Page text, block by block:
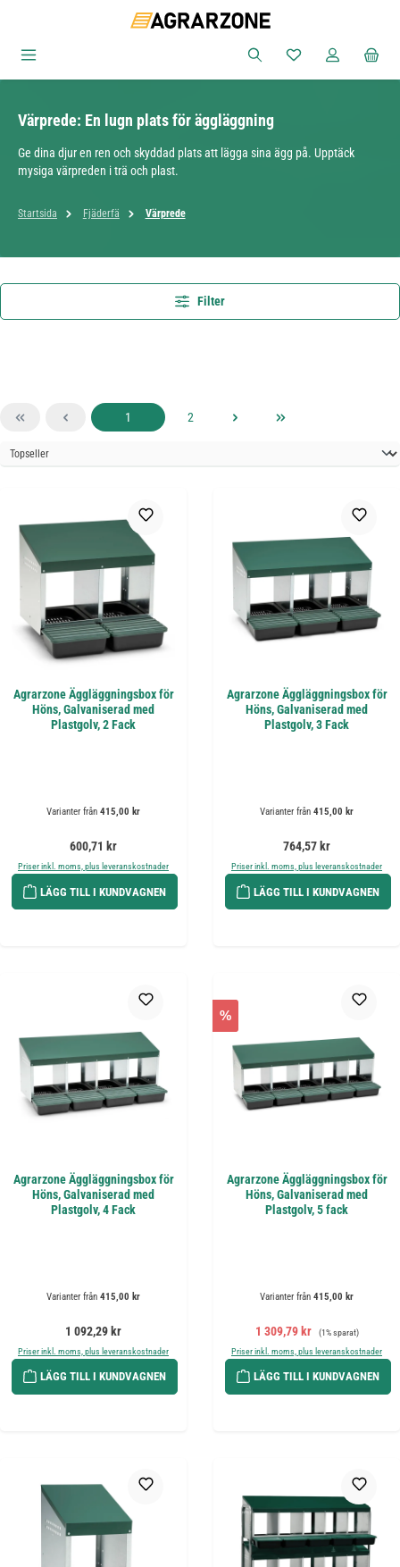
Du har 0 objekt i
Värprede: En lugn plats för äggläggning
Ge dina djur en ren och skyddad plats att lägga sina ägg på. Upptäck
mysiga värpreden i trä och plast.
Startsida Fjäderfä Värprede
Filter
Sida
1 Sida
2
Agrarzone Äggläggningsbox för
Höns, Galvaniserad med
Plastgolv, 2 Fack
Varianter från 415,00 kr
Ordinarie pris:
600,71 kr
Priser inkl. moms, plus leveranskostnader
LÄGG TILL I KUNDVAGNEN
Agrarzone Äggläggningsbox för
Höns, Galvaniserad med
Plastgolv, 3 Fack
Varianter från 415,00 kr
Ordinarie pris:
764,57 kr
Priser inkl. moms, plus leveranskostnader
LÄGG TILL I KUNDVAGNEN
Agrarzone Äggläggningsbox för
Höns, Galvaniserad med
Plastgolv, 4 Fack
Varianter från 415,00 kr
Ordinarie pris:
1 092,29 kr
Priser inkl. moms, plus leveranskostnader
LÄGG TILL I KUNDVAGNEN
%
Agrarzone Äggläggningsbox för
Höns, Galvaniserad med
Plastgolv, 5 fack
Varianter från 415,00 kr
Försäljningspris:
1 309,79 kr Ordinarie pris:
(1% sparat)
Priser inkl. moms, plus leveranskostnader
LÄGG TILL I KUNDVAGNEN